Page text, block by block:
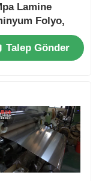
Lamine
Folyo,
Uzama
Gıda ve İlaç
ve
Talep Gönder